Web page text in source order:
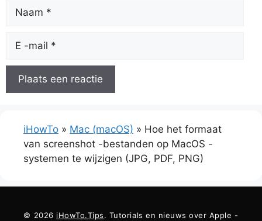
mail
iHowTo » Mac (macOS) » Hoe het formaat
van screenshot -bestanden op MacOS -
systemen te wijzigen (JPG, PDF, PNG)
© 2026 iHowTo.Tips. Tutorials en nieuws over Apple -